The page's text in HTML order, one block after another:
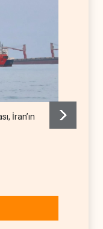
İran’ın